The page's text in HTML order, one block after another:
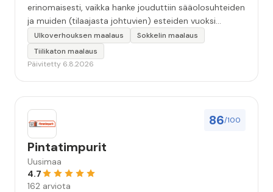
erinomaisesti, vaikka hanke jouduttiin sääolosuhteiden
ja muiden (tilaajasta johtuvien) esteiden vuoksi
keskeyttämään n. 3 viikoksi. Maalaistulos on oikein
hyvä, yhteydenpito erinomaista, jälkityöt tehtiin
huolellisesti. Suosittelen. Erityiskiitos itse maalareille:
Ulkoverhouksen maalaus
Sokkelin maalaus
Tiilikaton maalaus
Päivitetty 6.8.2026
86/100
Pintatimpurit
Uusimaa
4.7
162 arviota